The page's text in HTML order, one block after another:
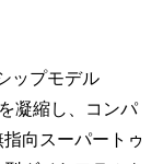
ップモデル
凝縮し、コンパ
向スーパートゥ